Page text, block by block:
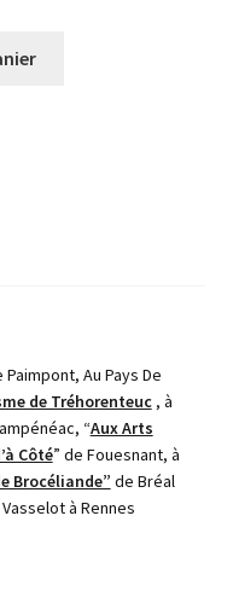
Paimpont, Au Pays De
de Tréhorenteuc, à
“Aux Arts
Côté” de Fouesnant, à
Brocéliande” de Bréal
à Rennes